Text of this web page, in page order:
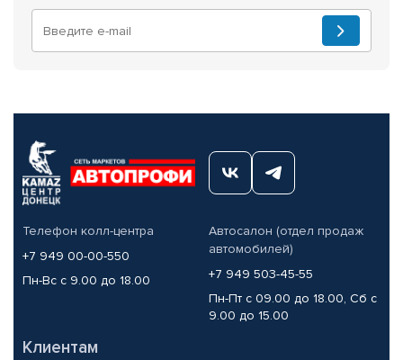
Телефон колл-центра
+7 949 00-00-550
Пн-Вс с 9.00 до 18.00
Автосалон (отдел продаж
автомобилей)
+7 949 503-45-55
Пн-Пт с 09.00 до 18.00, Сб с
9.00 до 15.00
Клиентам